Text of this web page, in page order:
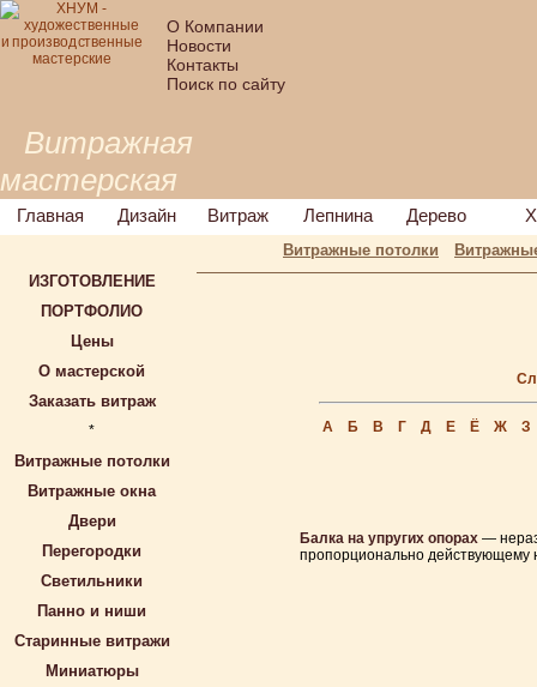
О Компании
Новости
Контакты
Поиск по сайту
Витражная
мастерская
Главная Дизайн Витраж Лепнина Дерево
Витражные потолки
ИЗГОТОВЛЕНИЕ
ПОРТФОЛИО
Цены
О мастерской
Заказать витраж
*
Витражные потолки
Витражные окна
Двери
Перегородки
Светильники
Панно и ниши
Старинные витражи
Миниатюры
А Б В Г Д Е Ё Ж З
Балка на упругих опорах —
пропорционально действующему